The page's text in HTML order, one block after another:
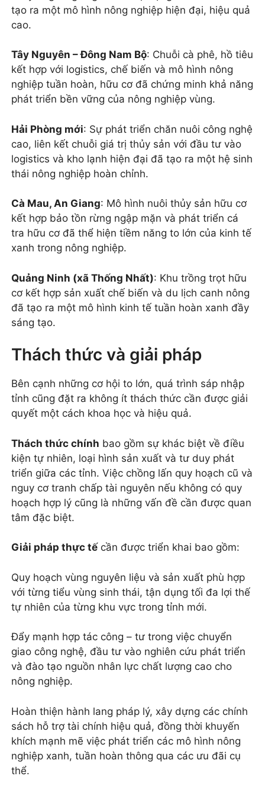
tạo ra một mô hình nông nghiệp hiện đại, hiệu quả
cao.
Tây Nguyên – Đông Nam Bộ: Chuỗi cà phê, hồ tiêu
kết hợp với logistics, chế biến và mô hình nông
nghiệp tuần hoàn, hữu cơ đã chứng minh khả năng
phát triển bền vững của nông nghiệp vùng.
Hải Phòng mới: Sự phát triển chăn nuôi công nghệ
cao, liên kết chuỗi giá trị thủy sản với đầu tư vào
logistics và kho lạnh hiện đại đã tạo ra một hệ sinh
thái nông nghiệp hoàn chỉnh.
Cà Mau, An Giang: Mô hình nuôi thủy sản hữu cơ
kết hợp bảo tồn rừng ngập mặn và phát triển cá
tra hữu cơ đã thể hiện tiềm năng to lớn của kinh tế
xanh trong nông nghiệp.
Quảng Ninh (xã Thống Nhất): Khu trồng trọt hữu
cơ kết hợp sản xuất chế biến và du lịch canh nông
đã tạo ra một mô hình kinh tế tuần hoàn xanh đầy
sáng tạo.
Thách thức và giải pháp
Bên cạnh những cơ hội to lớn, quá trình sáp nhập
tỉnh cũng đặt ra không ít thách thức cần được giải
quyết một cách khoa học và hiệu quả.
Thách thức chính bao gồm sự khác biệt về điều
kiện tự nhiên, loại hình sản xuất và tư duy phát
triển giữa các tỉnh. Việc chồng lấn quy hoạch cũ và
nguy cơ tranh chấp tài nguyên nếu không có quy
hoạch hợp lý cũng là những vấn đề cần được quan
tâm đặc biệt.
Giải pháp thực tếcần được triển khai bao gồm:
Quy hoạch vùng nguyên liệu và sản xuất phù hợp
với từng tiểu vùng sinh thái, tận dụng tối đa lợi thế
tự nhiên của từng khu vực trong tỉnh mới.
Đẩy mạnh hợp tác công – tư trong việc chuyển
giao công nghệ, đầu tư vào nghiên cứu phát triển
và đào tạo nguồn nhân lực chất lượng cao cho
nông nghiệp.
Hoàn thiện hành lang pháp lý, xây dựng các chính
sách hỗ trợ tài chính hiệu quả, đồng thời khuyến
khích mạnh mẽ việc phát triển các mô hình nông
nghiệp xanh, tuần hoàn thông qua các ưu đãi cụ
thể.